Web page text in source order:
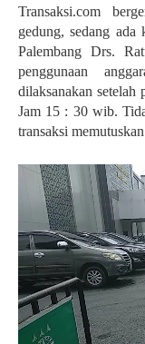
Transaksi.com
gedung, sedang ada
Palembang Drs.
penggunaan
dilaksanakan setelah
Jam 15 : 30 wib.
transaksi